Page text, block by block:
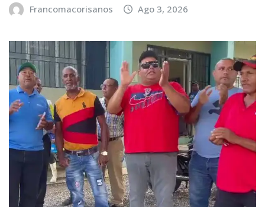
Francomacorisanos Ago 3, 2026